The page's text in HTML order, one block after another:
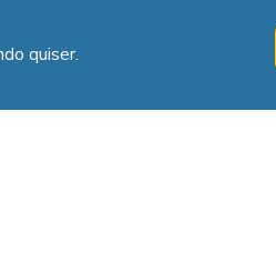
quiser.